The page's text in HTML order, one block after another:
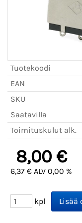
Tuotekoodi
EAN
SKU
Saatavilla
Toimituskulut alk.
8,00 €
6,37 € ALV 0,00 %
kpl